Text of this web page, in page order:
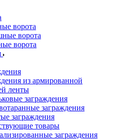
ворота
ворота
ворота
из армированной
ленты
заграждения
заграждения
заграждения
товары
заграждения